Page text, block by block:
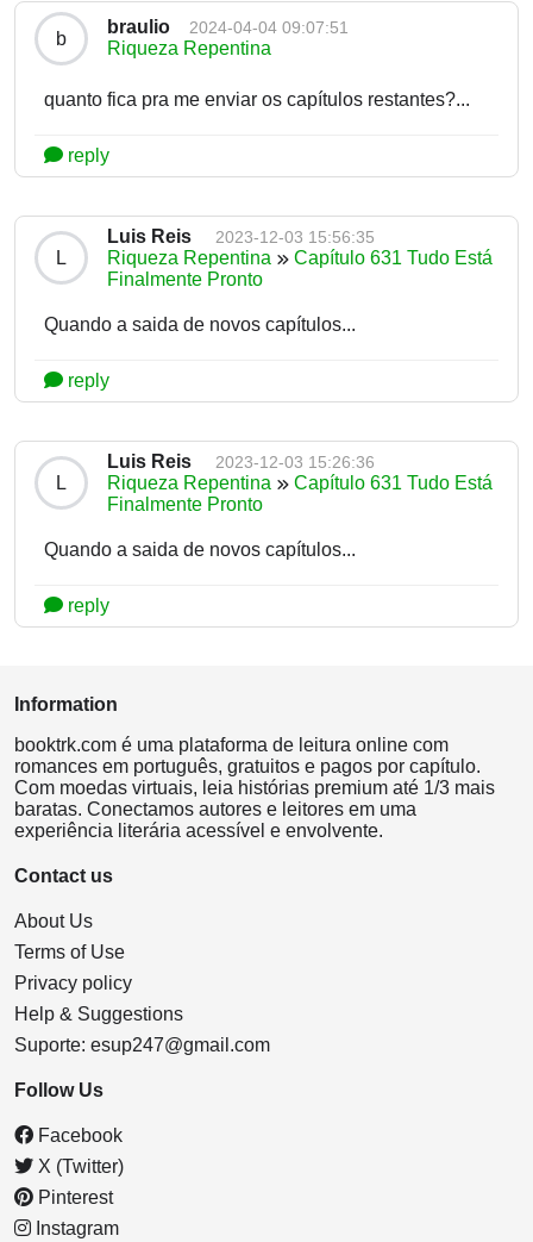
b
braulio 2024-04-04 09:07:51
Riqueza Repentina
quanto fica pra me enviar os capítulos restantes?...
reply
L
Luis Reis 2023-12-03 15:56:35
Riqueza Repentina
Capítulo 631 Tudo Está
Finalmente Pronto
Quando a saida de novos capítulos...
reply
L
Luis Reis 2023-12-03 15:26:36
Riqueza Repentina
Capítulo 631 Tudo Está
Finalmente Pronto
Quando a saida de novos capítulos...
reply
Information
booktrk.com é uma plataforma de leitura online com
romances em português, gratuitos e pagos por capítulo.
Com moedas virtuais, leia histórias premium até 1/3 mais
baratas. Conectamos autores e leitores em uma
experiência literária acessível e envolvente.
Contact us
About Us
Terms of Use
Privacy policy
Help & Suggestions
Suporte: esup247@gmail.com
Follow Us
Facebook
X (Twitter)
Pinterest
Instagram